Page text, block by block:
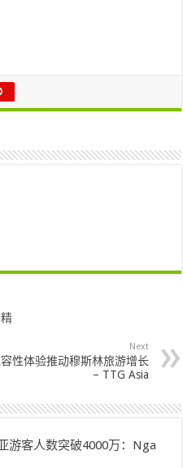
Next
性体验推动穆斯林旅游增长
– TTG Asia
游客人数突破4000万：Nga